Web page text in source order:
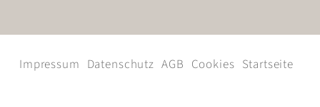
Impressum Datenschutz AGB Cookies Startseite